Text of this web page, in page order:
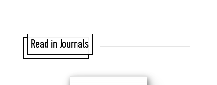
Read in Journals